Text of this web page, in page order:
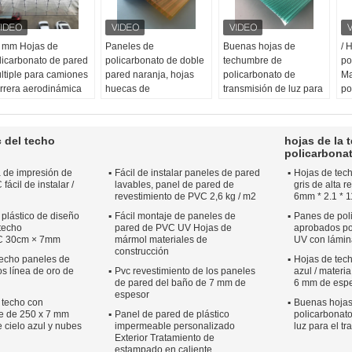
Hojas de
de pared
para camiones
aerodinámica
del producto:
policarbonato
dos capas
Paneles de
policarbonato de doble
pared naranja, hojas
huecas de
resistentes al UV
policarbonato con
durabilidad estructural
excelente
Tamaño:6 mm * 2,1 m
* 11,8 m, o
personalizado
Superficie:Un lado
con capa UV
Buenas hojas de
techumbre de
policarbonato de
transmisión de luz para
Nombre del producto:
policarbonato de
transmisión de luz para
el tragaluz constructivo
Tamaño:
6 mm * 2,1 m
* 11,8 m
Color:
-40 °C +120
°C
/
*
°C
del techo
impresión de
fácil de instalar /
de diseño
30cm × 7mm
paneles de
línea de oro de
con
de 250 x 7 mm
cielo azul y nubes
Fácil de instalar paneles de pared
lavables, panel de pared de
revestimiento de PVC 2,6 kg / m2
Fácil montaje de paneles de
pared de PVC UV Hojas de
mármol materiales de
construcción
Pvc revestimiento de los paneles
de pared del baño de 7 mm de
espesor
Panel de pared de plástico
impermeable personalizado
Exterior Tratamiento de
estampado en caliente
hojas de la
Hojas de
gris de alta
6mm * 2.1 *
Panes de
aprobados
UV con
Hojas de
azul /
6 mm de
Buenas
luz para el